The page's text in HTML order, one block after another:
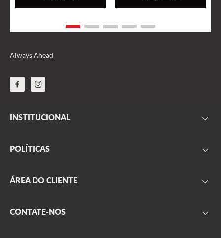
Always Ahead
INSTITUCIONAL
Sobre nós
Onde encontrar
POLÍTICAS
Garantia
Privacidade
ÁREA DO CLIENTE
Meus pedidos
CONTATE-NOS